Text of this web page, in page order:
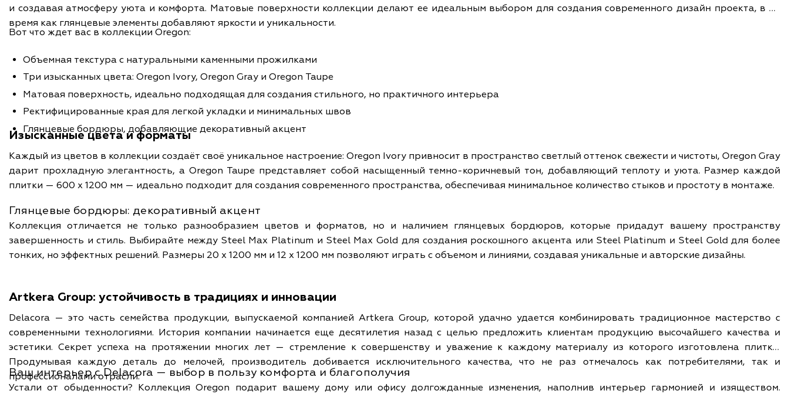
и создавая атмосферу уюта и комфорта. Матовые поверхности коллекции делают ее идеальным выбором для создания современного дизайн проекта, в то
время как глянцевые элементы добавляют яркости и уникальности.
Вот что ждет вас в коллекции Oregon:
Объемная текстура с натуральными каменными прожилками
Три изысканных цвета: Oregon Ivory, Oregon Gray и Oregon Taupe
Матовая поверхность, идеально подходящая для создания стильного, но практичного интерьера
Ректифицированные края для легкой укладки и минимальных швов
Глянцевые бордюры, добавляющие декоративный акцент
Изысканные цвета и форматы
Каждый из цветов в коллекции создаёт своё уникальное настроение: Oregon Ivory привносит в пространство светлый оттенок свежести и чистоты, Oregon Gray
дарит прохладную элегантность, а Oregon Taupe представляет собой насыщенный темно-коричневый тон, добавляющий теплоту и уюта. Размер каждой
плитки — 600 x 1200 мм — идеально подходит для создания современного пространства, обеспечивая минимальное количество стыков и простоту в монтаже.
Глянцевые бордюры: декоративный акцент
Коллекция отличается не только разнообразием цветов и форматов, но и наличием глянцевых бордюров, которые придадут вашему пространству
завершенность и стиль. Выбирайте между Steel Max Platinum и Steel Max Gold для создания роскошного акцента или Steel Platinum и Steel Gold для более
тонких, но эффектных решений. Размеры 20 x 1200 мм и 12 x 1200 мм позволяют играть с объемом и линиями, создавая уникальные и авторские дизайны.
Artkera Group: устойчивость в традициях и инновации
Delacora — это часть семейства продукции, выпускаемой компанией Artkera Group, которой удачно удается комбинировать традиционное мастерство с
современными технологиями. История компании начинается еще десятилетия назад с целью предложить клиентам продукцию высочайшего качества и
эстетики. Секрет успеха на протяжении многих лет — стремление к совершенству и уважение к каждому материалу из которого изготовлена плитка.
Продумывая каждую деталь до мелочей, производитель добивается исключительного качества, что не раз отмечалось как потребителями, так и
профессионалами отрасли.
Ваш интерьер с Delacora — выбор в пользу комфорта и благополучия
Устали от обыденности? Коллекция Oregon подарит вашему дому или офису долгожданные изменения, наполнив интерьер гармонией и изяществом.